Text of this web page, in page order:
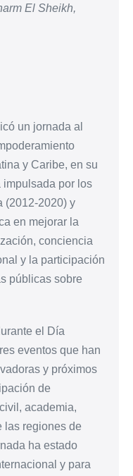
El Sheikh,
un jornada al
y Caribe, en su
impulsada por los
(2012-2020) y
en mejorar la
conciencia
y la participación
públicas sobre
el Día
eventos que han
y próximos
de
academia,
las regiones de
ha estado
y para